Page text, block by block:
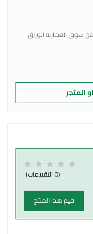
سوق العمارنه الوراق
المتجر
(0 التقييمات)
قيم هذا المنتج